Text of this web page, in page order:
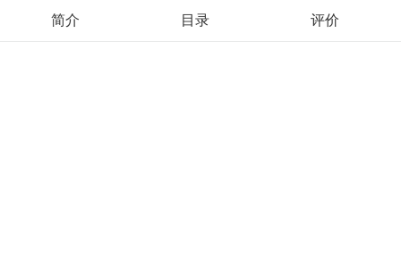
简介 目录 评价